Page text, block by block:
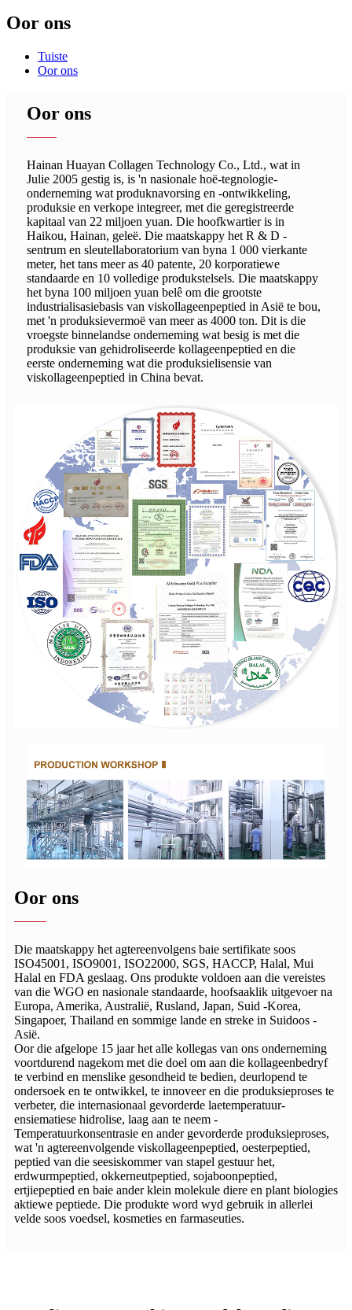
Oor ons
Tuiste
Oor ons
Oor ons
Hainan Huayan Collagen Technology Co., Ltd., wat in
Julie 2005 gestig is, is 'n nasionale hoë-tegnologie-
onderneming wat produknavorsing en -ontwikkeling,
produksie en verkope integreer, met die geregistreerde
kapitaal van 22 miljoen yuan. Die hoofkwartier is in
Haikou, Hainan, geleë. Die maatskappy het R & D -
sentrum en sleutellaboratorium van byna 1 000 vierkante
meter, het tans meer as 40 patente, 20 korporatiewe
standaarde en 10 volledige produkstelsels. Die maatskappy
het byna 100 miljoen yuan belê om die grootste
industrialisasiebasis van viskollageenpeptied in Asië te bou,
met 'n produksievermoë van meer as 4000 ton. Dit is die
vroegste binnelandse onderneming wat besig is met die
produksie van gehidroliseerde kollageenpeptied en die
eerste onderneming wat die produksielisensie van
viskollageenpeptied in China bevat.
Oor ons
Die maatskappy het agtereenvolgens baie sertifikate soos
ISO45001, ISO9001, ISO22000, SGS, HACCP, Halal, Mui
Halal en FDA geslaag. Ons produkte voldoen aan die vereistes
van die WGO en nasionale standaarde, hoofsaaklik uitgevoer na
Europa, Amerika, Australië, Rusland, Japan, Suid -Korea,
Singapoer, Thailand en sommige lande en streke in Suidoos -
Asië.
Oor die afgelope 15 jaar het alle kollegas van ons onderneming
voortdurend nagekom met die doel om aan die kollageenbedryf
te verbind en menslike gesondheid te bedien, deurlopend te
ondersoek en te ontwikkel, te innoveer en die produksieproses te
verbeter, die internasionaal gevorderde laetemperatuur-
ensiematiese hidrolise, laag aan te neem -
Temperatuurkonsentrasie en ander gevorderde produksieproses,
wat 'n agtereenvolgende viskollageenpeptied, oesterpeptied,
peptied van die seesiskommer van stapel gestuur het,
erdwurmpeptied, okkerneutpeptied, sojaboonpeptied,
ertjiepeptied en baie ander klein molekule diere en plant biologies
aktiewe peptiede. Die produkte word wyd gebruik in allerlei
velde soos voedsel, kosmeties en farmaseuties.